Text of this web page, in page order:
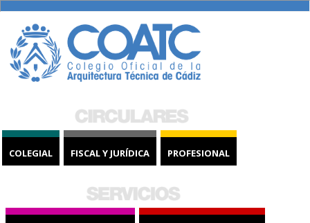
COLEGIAL FISCAL Y JURÍDICA PROFESIONAL